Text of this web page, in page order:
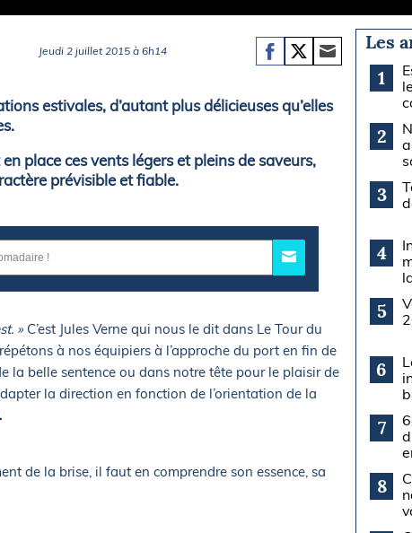
Jeudi 2 juillet 2015 à 6h14
estivales, d’autant plus délicieuses qu’elles
place ces vents légers et pleins de saveurs,
prévisible et fiable.
» C’est Jules Verne qui nous le dit dans Le Tour du
à nos équipiers à l’approche du port en fin de
la belle sentence ou dans notre tête pour le plaisir de
la direction en fonction de l’orientation de la
de la brise, il faut en comprendre son essence, sa
Les
1
2
3
4
5
6
7
8